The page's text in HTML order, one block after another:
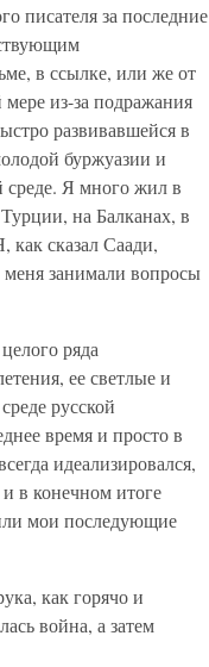
писателя за последние
в ссылке, или же от
из-за подражания
развивавшейся в
буржуазии и
среде. Я много жил в
на Балканах, в
сказал Саади,
меня занимали вопросы
ряда
ее светлые и
русской
время и просто в
идеализировался,
в конечном итоге
мои последующие
как горячо и
война, а затем